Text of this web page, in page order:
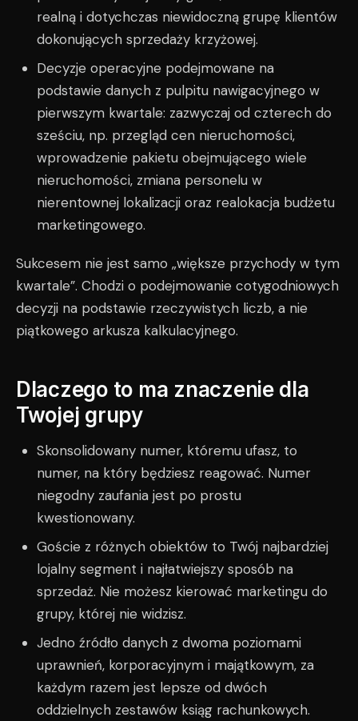
realną i dotychczas niewidoczną grupę klientów
dokonujących sprzedaży krzyżowej.
Decyzje operacyjne podejmowane na
podstawie danych z pulpitu nawigacyjnego w
pierwszym kwartale: zazwyczaj od czterech do
sześciu, np. przegląd cen nieruchomości,
wprowadzenie pakietu obejmującego wiele
nieruchomości, zmiana personelu w
nierentownej lokalizacji oraz realokacja budżetu
marketingowego.
Sukcesem nie jest samo „większe przychody w tym
kwartale”. Chodzi o podejmowanie cotygodniowych
decyzji na podstawie rzeczywistych liczb, a nie
piątkowego arkusza kalkulacyjnego.
Dlaczego to ma znaczenie dla
Twojej grupy
Skonsolidowany numer, któremu ufasz, to
numer, na który będziesz reagować. Numer
niegodny zaufania jest po prostu
kwestionowany.
Goście z różnych obiektów to Twój najbardziej
lojalny segment i najłatwiejszy sposób na
sprzedaż. Nie możesz kierować marketingu do
grupy, której nie widzisz.
Jedno źródło danych z dwoma poziomami
uprawnień, korporacyjnym i majątkowym, za
każdym razem jest lepsze od dwóch
oddzielnych zestawów ksiąg rachunkowych.